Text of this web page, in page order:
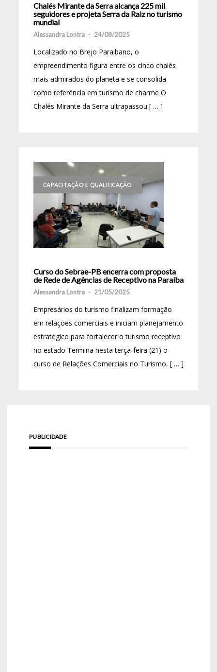
Chalés Mirante da Serra alcança 225 mil
seguidores e projeta Serra da Raiz no turismo
mundial
Alessandra Lontra - 24/08/2025
Localizado no Brejo Paraibano, o
empreendimento figura entre os cinco chalés
mais admirados do planeta e se consolida
como referência em turismo de charme O
Chalés Mirante da Serra ultrapassou [ … ]
CAPACITAÇÃO E QUALIFICAÇÃO
Curso do Sebrae-PB encerra com proposta
de Rede de Agências de Receptivo na Paraíba
Alessandra Lontra - 21/05/2025
Empresários do turismo finalizam formação
em relações comerciais e iniciam planejamento
estratégico para fortalecer o turismo receptivo
no estado Termina nesta terça-feira (21) o
curso de Relações Comerciais no Turismo, [ … ]
PUBLICIDADE